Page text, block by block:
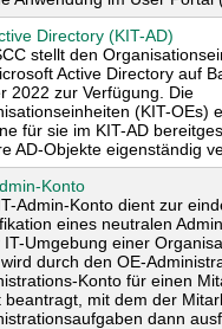
Directory (KIT-AD)
stellt den
Active Directory auf
2022 zur Verfügung. Die
(KIT-OEs)
für sie im KIT-AD
AD-Objekte eigenständig
Konto
Admin-Konto dient zur
eines neutralen
IT-Umgebung einer
durch den OE-
Konto für einen
beantragt, mit dem der
dann